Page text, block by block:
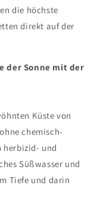
die höchste
direkt auf der
der Sonne mit der
Küste von
chemisch-
und
Süßwasser und
Tiefe und darin